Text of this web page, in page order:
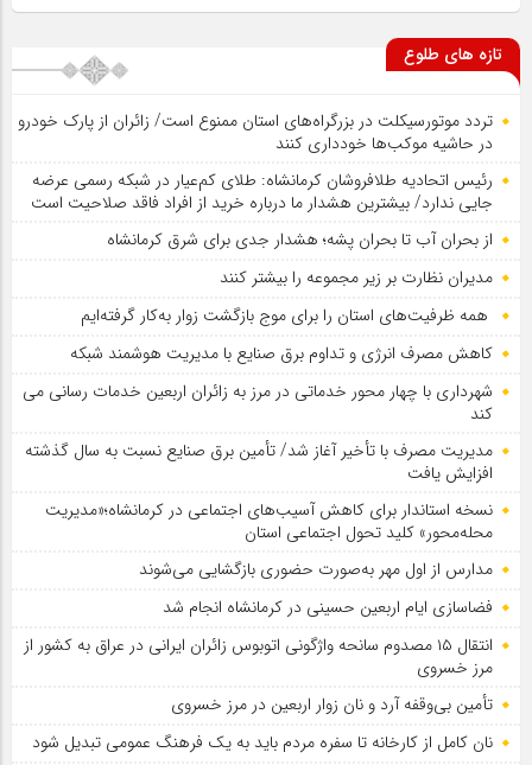
تازه های طلوع
تردد موتورسیکلت در بزرگراه‌های استان ممنوع است/ زائران از پارک خودرو
در حاشیه موکب‌ها خودداری کنند
رئیس اتحادیه طلافروشان کرمانشاه: طلای کم‌عیار در شبکه رسمی عرضه
جایی ندارد/ بیشترین هشدار ما درباره خرید از افراد فاقد صلاحیت است
از بحران آب تا بحران پشه؛ هشدار جدی برای شرق کرمانشاه
مدیران نظارت بر زیر مجموعه را بیشتر کنند
همه ظرفیت‌های استان را برای موج بازگشت زوار به‌کار گرفته‌ایم
کاهش مصرف انرژی و تداوم برق صنایع با مدیریت هوشمند شبکه
شهرداری با چهار محور خدماتی در مرز به زائران اربعین خدمات رسانی می
کند
مدیریت مصرف با تأخیر آغاز شد/ تأمین برق صنایع نسبت به سال گذشته
افزایش یافت
نسخه استاندار برای کاهش آسیب‌های اجتماعی در کرمانشاه؛«مدیریت
محله‌محور» کلید تحول اجتماعی استان
مدارس از اول مهر به‌صورت حضوری بازگشایی می‌شوند
فضاسازی ایام اربعین حسینی در کرمانشاه انجام شد
انتقال ۱۵ مصدوم سانحه واژگونی اتوبوس زائران ایرانی در عراق به کشور از
مرز خسروی
تأمین بی‌وقفه آرد و نان زوار اربعین در مرز خسروی
نان کامل از کارخانه تا سفره مردم باید به یک فرهنگ عمومی تبدیل شود